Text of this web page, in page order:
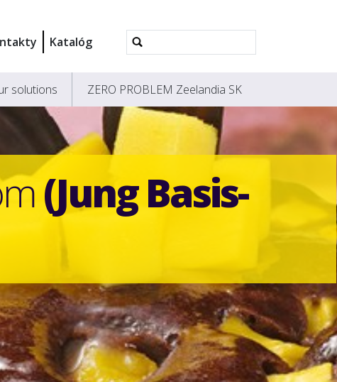
Katalóg
Rozšírené
vyhľadávanie...
solutions ZERO PROBLEM Zeelandia SK
(Jung Basis-